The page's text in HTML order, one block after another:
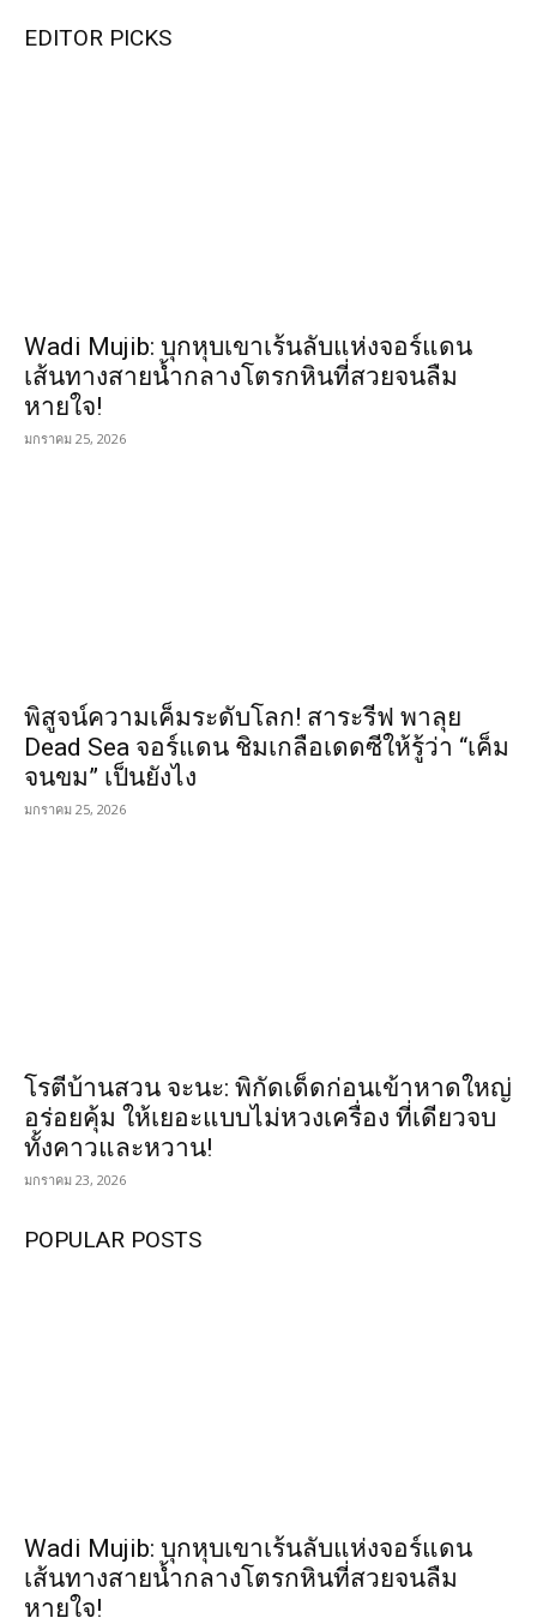
EDITOR PICKS
Wadi Mujib: บุกหุบเขาเร้นลับแห่งจอร์แดน
เส้นทางสายน้ำกลางโตรกหินที่สวยจนลืม
หายใจ!
มกราคม 25, 2026
พิสูจน์ความเค็มระดับโลก! สาระรีฟ พาลุย
Dead Sea จอร์แดน ชิมเกลือเดดซีให้รู้ว่า “เค็ม
จนขม” เป็นยังไง
มกราคม 25, 2026
โรตีบ้านสวน จะนะ: พิกัดเด็ดก่อนเข้าหาดใหญ่
อร่อยคุ้ม ให้เยอะแบบไม่หวงเครื่อง ที่เดียวจบ
ทั้งคาวและหวาน!
มกราคม 23, 2026
POPULAR POSTS
Wadi Mujib: บุกหุบเขาเร้นลับแห่งจอร์แดน
เส้นทางสายน้ำกลางโตรกหินที่สวยจนลืม
หายใจ!